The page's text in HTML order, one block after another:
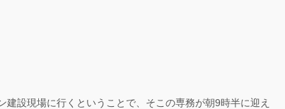
設現場に行くということで、そこの専務が朝9時半に迎え